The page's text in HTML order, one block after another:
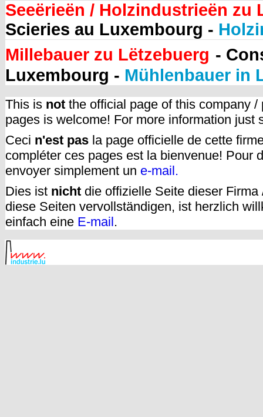
Seeërieën / Holzindustrieën zu
Scieries au Luxembourg -
Millebauer zu Lëtzebuerg -
Luxembourg - Mühlenbauer in
This is not the official page of this company
pages is welcome! For more information just
Ceci n'est pas la page officielle de cette
compléter ces pages est la bienvenue! Pour
envoyer simplement un e-mail.
Dies ist nicht die offizielle Seite dieser
diese Seiten vervollständigen, ist herzlich
einfach eine E-mail.